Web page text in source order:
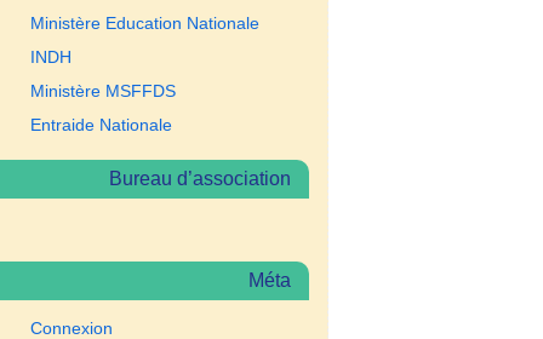
Ministère Education Nationale
INDH
Ministère MSFFDS
Entraide Nationale
Bureau d’association
Méta
Connexion